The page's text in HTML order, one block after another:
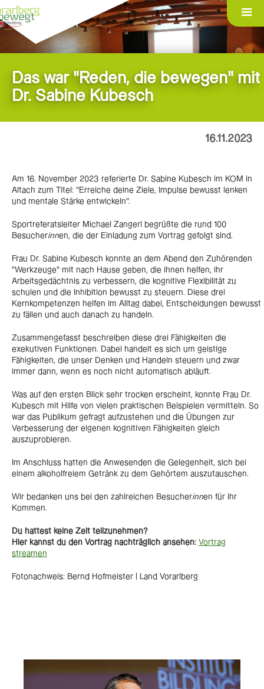
Das war "Reden, die bewegen" mit
Dr. Sabine Kubesch
16.11.2023
Am 16. November 2023 referierte Dr. Sabine Kubesch im KOM in
Altach zum Titel: "Erreiche deine Ziele, Impulse bewusst lenken
und mentale Stärke entwickeln".
Sportreferatsleiter Michael Zangerl begrüßte die rund 100
Besucherinnen, die der Einladung zum Vortrag gefolgt sind.
Frau Dr. Sabine Kubesch konnte an dem Abend den Zuhörenden
"Werkzeuge" mit nach Hause geben, die ihnen helfen, ihr
Arbeitsgedächtnis zu verbessern, die kognitive Flexibilität zu
schulen und die Inhibition bewusst zu steuern. Diese drei
Kernkompetenzen helfen im Alltag dabei, Entscheidungen bewusst
zu fällen und auch danach zu handeln.
Zusammengefasst beschreiben diese drei Fähigkeiten die
exekutiven Funktionen. Dabei handelt es sich um geistige
Fähigkeiten, die unser Denken und Handeln steuern und zwar
immer dann, wenn es noch nicht automatisch abläuft.
Was auf den ersten Blick sehr trocken erscheint, konnte Frau Dr.
Kubesch mit Hilfe von vielen praktischen Beispielen vermitteln. So
war das Publikum gefragt aufzustehen und die Übungen zur
Verbesserung der eigenen kognitiven Fähigkeiten gleich
auszuprobieren.
Im Anschluss hatten die Anwesenden die Gelegenheit, sich bei
einem alkoholfreiem Getränk zu dem Gehörtem auszutauschen.
Wir bedanken uns bei den zahlreichen Besucherinnen für ihr
Kommen.
Du hattest keine Zeit teilzunehmen?
Hier kannst du den Vortrag nachträglich ansehen: Vortrag
streamen
Fotonachweis: Bernd Hofmeister | Land Vorarlberg